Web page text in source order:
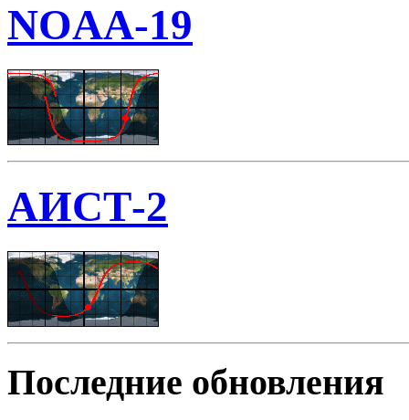
NOAA-19
АИСТ-2
Последние обновления